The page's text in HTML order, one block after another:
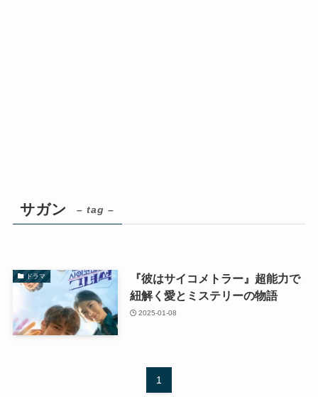
サガン – tag –
ドラマ
『彼はサイコメトラー』超能力で
紐解く愛とミステリーの物語
2025-01-08
1